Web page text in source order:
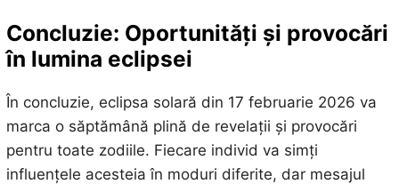
Concluzie: Oportunități și provocări
în lumina eclipsei
În concluzie, eclipsa solară din 17 februarie 2026 va
marca o săptămână plină de revelații și provocări
pentru toate zodiile. Fiecare individ va simți
influențele acesteia în moduri diferite, dar mesajul